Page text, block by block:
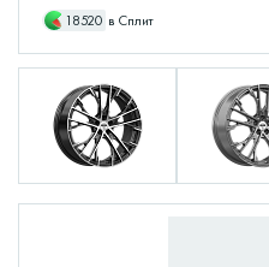
18520 в Сплит